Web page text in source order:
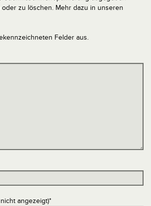
zu löschen. Mehr dazu in unseren
Felder aus.
angezeigt)*